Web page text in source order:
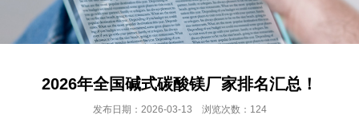
2026年全国碱式碳酸镁厂家排名汇总！
发布日期：2026-03-13 浏览次数：124